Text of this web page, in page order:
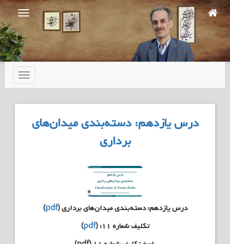
Skip
to
main
content
تعویض
ناوبری
درس یازدهم: دسته‌بندی میدان‌های
برداری
درس یازدهم: دسته‌بندی میدان‌های برداری (pdf
)
تکلیف شماره ۱۱: (
pdf
)